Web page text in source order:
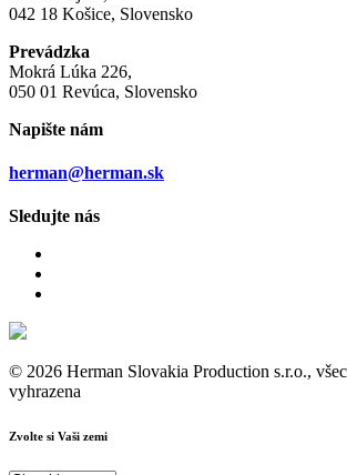
042 18 Košice, Slovensko
Prevádzka
Mokrá Lúka 226,
050 01 Revúca, Slovensko
Napište nám
herman@herman.sk
Sledujte nás
© 2026 Herman Slovakia Production s.r.o.,
vyhrazena
Zvolte si Vaši zemi